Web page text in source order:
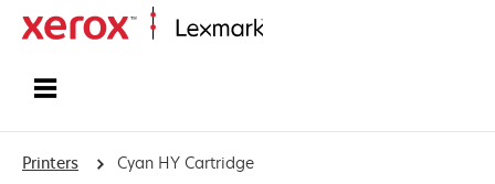
Printers Cyan HY Cartridge